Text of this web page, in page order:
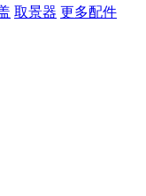
取景器 更多配件